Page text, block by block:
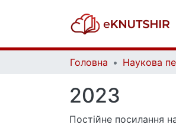
Головна
2023
Постійне посилання